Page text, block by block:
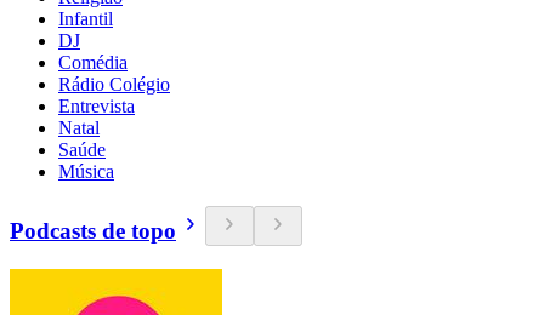
Infantil
DJ
Comédia
Rádio Colégio
Entrevista
Natal
Saúde
Música
Podcasts de topo